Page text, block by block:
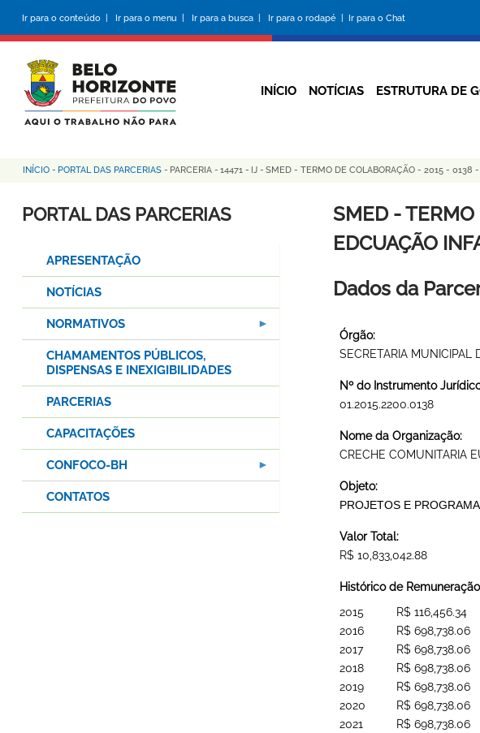
conteúdo
principal
Ir para o conteúdo | Ir para o menu | Ir para a busca | Ir para o rodapé | Ir para o Chat
INÍCIO NOTÍCIAS ESTRUTURA DE
Trilha
de
INÍCIO - PORTAL DAS PARCERIAS - PARCERIA - 14471 - IJ - SMED - TERMO DE COLABORAÇÃO - 2015 - 0138
SMED -
EDCUAÇÃO
Dados da
Órgão:
SECRETARIA MUNICIPAL
Nº do Instrumento
01.2015.2200.0138
Nome da Organização:
CRECHE COMUNITARIA
Objeto:
PROJETOS E
Valor Total:
R$ 10,833,042.88
Histórico de
2015
2016
2017
2018
2019
2020
2021
R$ 116,456.34
R$ 698,738.06
R$ 698,738.06
R$ 698,738.06
R$ 698,738.06
R$ 698,738.06
R$ 698,738.06
PORTAL DAS PARCERIAS
APRESENTAÇÃO
NOTÍCIAS
NORMATIVOS
CHAMAMENTOS PÚBLICOS,
DISPENSAS E INEXIGIBILIDADES
PARCERIAS
CAPACITAÇÕES
CONFOCO-BH
CONTATOS